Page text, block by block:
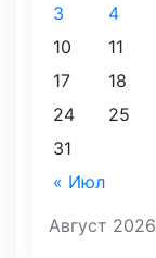
Август 2026
« Июл
3
4
10
11
17
18
24
25
31